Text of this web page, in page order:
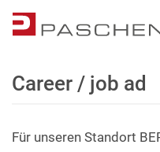
Career / job ad
Für unseren Standort